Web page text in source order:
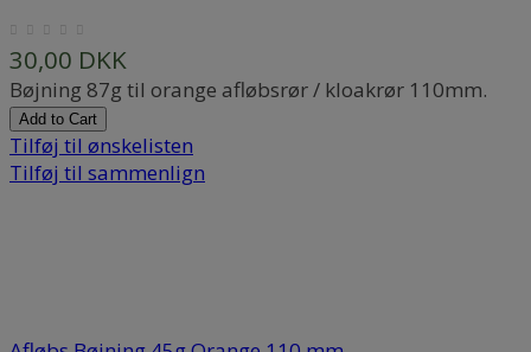
30,00 DKK
Bøjning 87g til orange afløbsrør / kloakrør 110mm.
Add to Cart
Tilføj til ønskelisten
Tilføj til sammenlign